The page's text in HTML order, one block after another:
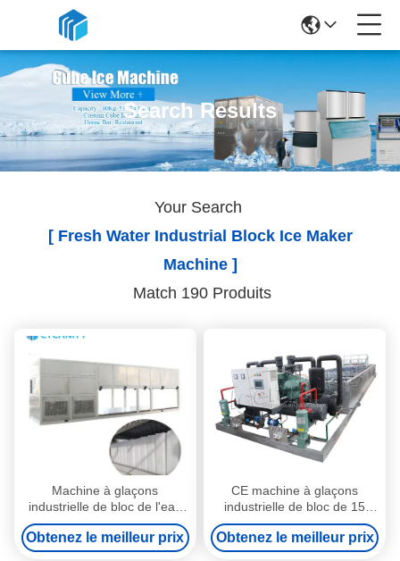
Search Results
Your Search
[ Fresh Water Industrial Block Ice Maker
Machine ]
Match 190 Produits
Machine à glaçons
industrielle de bloc de l'eau
douce 10T 10000kg 10T/24H
Obtenez le meilleur prix
CE machine à glaçons
industrielle de bloc de 15
tonnes 70.5KW 380V
Obtenez le meilleur prix